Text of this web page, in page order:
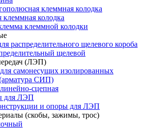
клеммная колодка
клеммная колодка
клеммной колодки
распределительного щелевого короба
щелевой
(ЛЭП)
самонесущих изолированных
СИП)
сцепная
для ЛЭП
и опоры для ЛЭП
(скобы, зажимы, трос)